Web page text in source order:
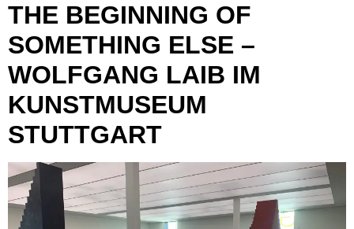
THE BEGINNING OF
SOMETHING ELSE –
WOLFGANG LAIB IM
KUNSTMUSEUM
STUTTGART